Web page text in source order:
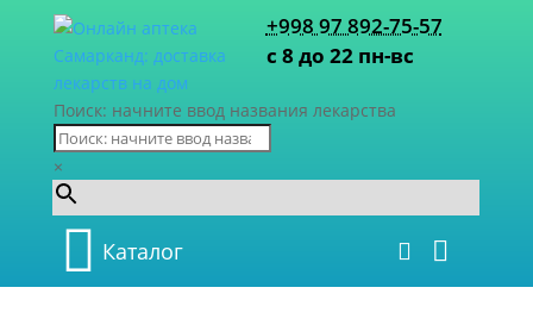
+998 97 892-75-57
с 8 до 22 пн-вс
Поиск: начните ввод названия лекарства
×
Каталог